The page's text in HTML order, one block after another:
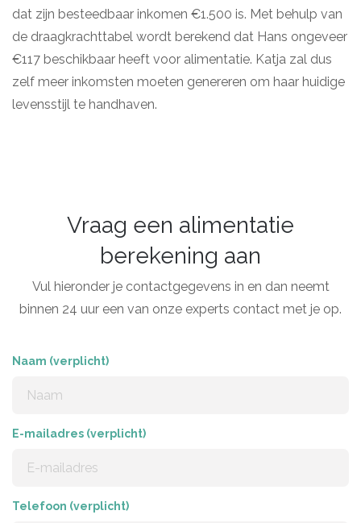
dat zijn besteedbaar inkomen €1.500 is. Met behulp van
de draagkrachttabel wordt berekend dat Hans ongeveer
€117 beschikbaar heeft voor alimentatie. Katja zal dus
zelf meer inkomsten moeten genereren om haar huidige
levensstijl te handhaven.
Vraag een alimentatie
berekening aan
Vul hieronder je contactgegevens in en dan neemt
binnen 24 uur een van onze experts contact met je op.
Naam (verplicht)
E-mailadres (verplicht)
Telefoon (verplicht)